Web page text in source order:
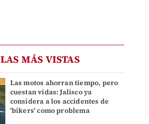
LAS MÁS VISTAS
Las motos ahorran tiempo, pero
cuestan vidas: Jalisco ya
considera a los accidentes de
'bikers' como problema